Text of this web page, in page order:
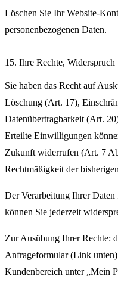
Löschen Sie Ihr Website-
personenbezogenen Daten.
15. Ihre Rechte,
Sie haben das Recht auf
Löschung (Art. 17),
Datenübertragbarkeit (Art.
Erteilte Einwilligungen
Zukunft widerrufen (Art. 7
Rechtmäßigkeit der
Der Verarbeitung Ihrer
können Sie jederzeit
Zur Ausübung Ihrer Rechte:
Anfrageformular (Link
Kundenbereich unter „Mein